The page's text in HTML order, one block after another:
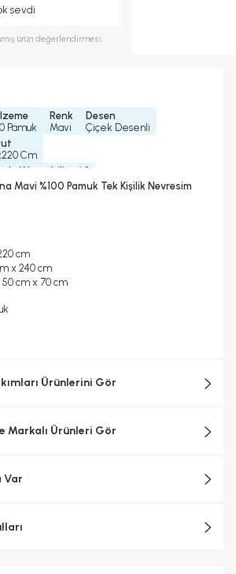
sevdi
ürün değerlendirmesi.
Pamuk
Renk
Mavi
Desen
Çiçek Desenli
Cm
Yıkanabilir mi ?
Kurutulabilir mi ?
Mavi %100 Pamuk Tek Kişilik Nevresim
cm
x 240 cm
50 cm x 70 cm
Ürünlerini Gör
Markalı Ürünleri Gör
Var